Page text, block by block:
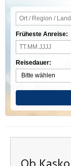
Früheste Anreise:
Reisedauer: